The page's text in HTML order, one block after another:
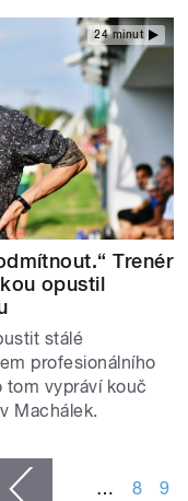
24 minut
Trenér
opustil
stálé
profesionálního
tom vypráví kouč
Machálek.
… 8 9